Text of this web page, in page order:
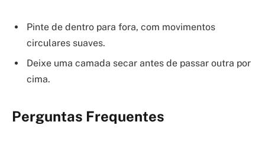
Pinte de dentro para fora, com movimentos
circulares suaves.
Deixe uma camada secar antes de passar outra por
cima.
Perguntas Frequentes